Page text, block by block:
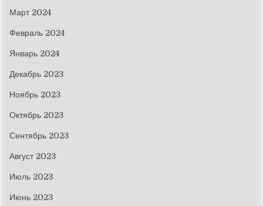
Март 2024
Февраль 2024
Январь 2024
Декабрь 2023
Ноябрь 2023
Октябрь 2023
Сентябрь 2023
Август 2023
Июль 2023
Июнь 2023